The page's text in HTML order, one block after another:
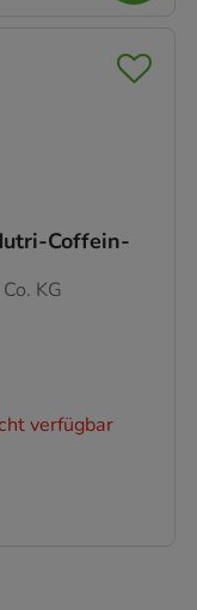
Coffein-
KG
verfügbar